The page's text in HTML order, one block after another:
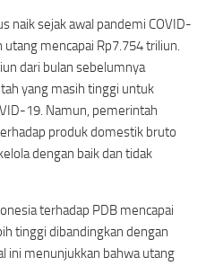
naik sejak awal pandemi COVID-
utang mencapai Rp7.754 triliun.
dari bulan sebelumnya
yang masih tinggi untuk
19. Namun, pemerintah
produk domestik bruto
dengan baik dan tidak
terhadap PDB mencapai
tinggi dibandingkan dengan
ini menunjukkan bahwa utang